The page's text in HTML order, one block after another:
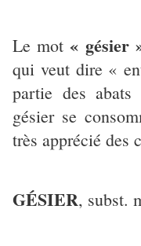
Le mot« gésier
qui veut dire «
partie des
gésier se
très apprécié des
GÉSIER, subst.